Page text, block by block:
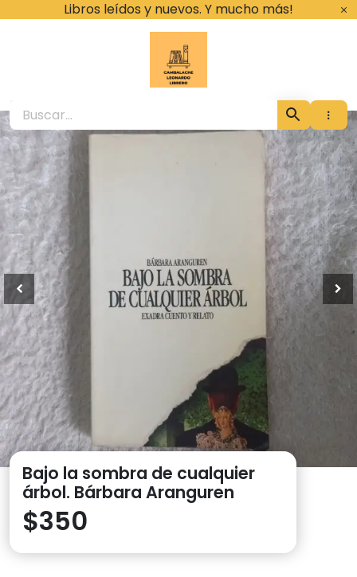
Libros leídos y nuevos. Y mucho más!
Cambalache
Bajo la sombra de cualquier
árbol. Bárbara Aranguren
$350